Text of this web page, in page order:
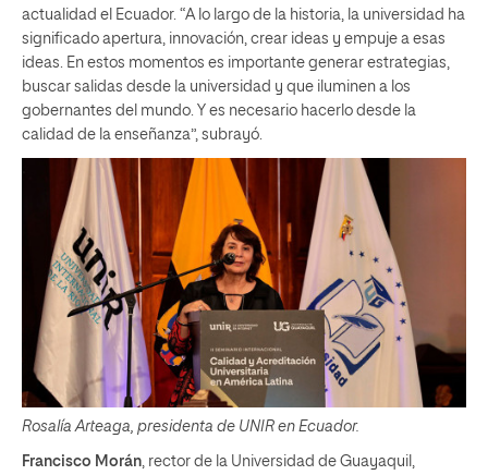
actualidad el Ecuador. “A lo largo de la historia, la universidad ha
significado apertura, innovación, crear ideas y empuje a esas
ideas. En estos momentos es importante generar estrategias,
buscar salidas desde la universidad y que iluminen a los
gobernantes del mundo. Y es necesario hacerlo desde la
calidad de la enseñanza”, subrayó.
Rosalía Arteaga, presidenta de UNIR en Ecuador.
Francisco Morán, rector de la Universidad de Guayaquil,